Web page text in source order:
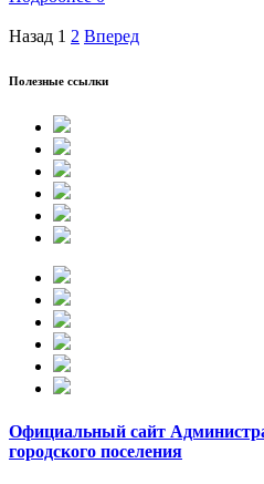
Назад 1 2 Вперед
Полезные ссылки
Официальный сайт
городского поселения